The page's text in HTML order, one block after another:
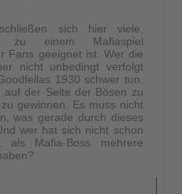
sich hier viele,
zu einem Mafiaspiel
Fans geeignet ist. Wer die
nicht unbedingt verfolgt
1930 schwer tun.
der Seite der Bösen zu
gewinnen. Es muss nicht
was gerade durch dieses
wer hat sich nicht schon
als Mafia-Boss mehrere